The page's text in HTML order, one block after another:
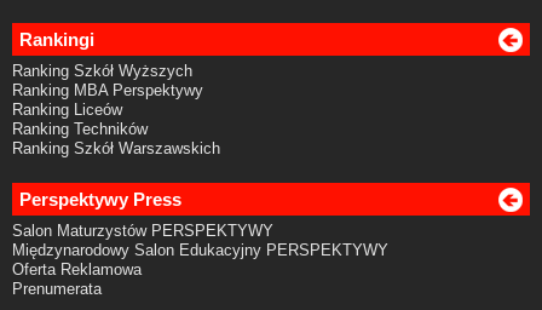
Rankingi
Ranking Szkół Wyższych
Ranking MBA Perspektywy
Ranking Liceów
Ranking Techników
Ranking Szkół Warszawskich
Perspektywy Press
Salon Maturzystów PERSPEKTYWY
Międzynarodowy Salon Edukacyjny PERSPEKTYWY
Oferta Reklamowa
Prenumerata